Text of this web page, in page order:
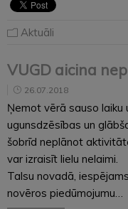
Aktuāli
VUGD aicina
26.07.2018
Ņemot vērā sauso laiku
ugunsdzēsības un
šobrīd neplānot
var izraisīt lielu nelaimi.
Talsu novadā,
novēros piedūmojumu…